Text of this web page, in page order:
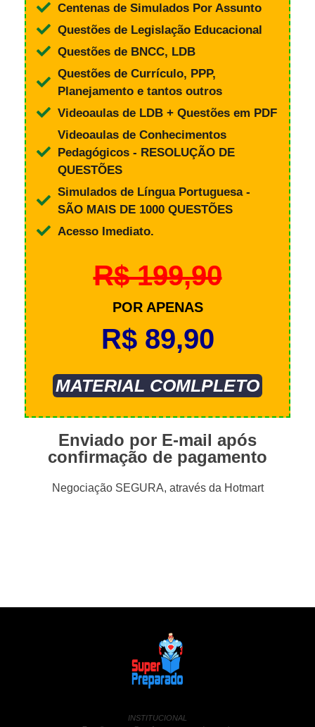
Centenas de Simulados Por Assunto
Questões de Legislação Educacional
Questões de BNCC, LDB
Questões de Currículo, PPP,
Planejamento e tantos outros
Videoaulas de LDB + Questões em PDF
Videoaulas de Conhecimentos
Pedagógicos - RESOLUÇÃO DE
QUESTÕES
Simulados de Língua Portuguesa -
SÃO MAIS DE 1000 QUESTÕES
Acesso Imediato.
R$ 199,90
POR APENAS
R$ 89,90
MATERIAL COMLPLETO
Enviado por E-mail após
confirmação de pagamento
Negociação SEGURA, através da Hotmart
INSTITUCIONAL